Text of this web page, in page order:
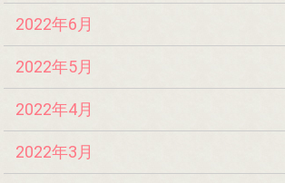
2022年6月
2022年5月
2022年4月
2022年3月